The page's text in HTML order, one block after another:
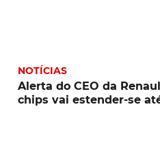
NOTÍCIAS
Alerta do CEO da
chips vai estender-se